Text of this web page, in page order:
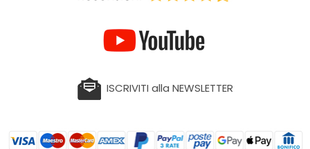
ISCRIVITI alla NEWSLETTER